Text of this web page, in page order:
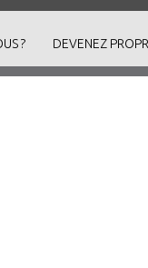
? DEVENEZ